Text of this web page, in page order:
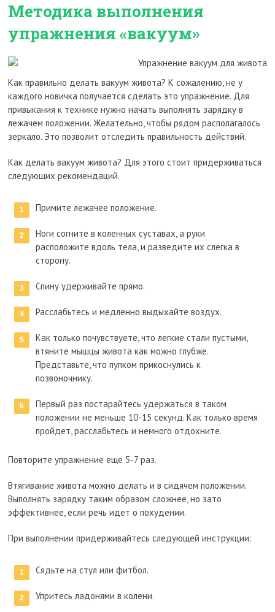
Методика выполнения
упражнения «вакуум»
Как правильно делать вакуум живота? К сожалению, не у
каждого новичка получается сделать это упражнение. Для
привыкания к технике нужно начать выполнять зарядку в
лежачем положении. Желательно, чтобы рядом располагалось
зеркало. Это позволит отследить правильность действий.
Как делать вакуум живота? Для этого стоит придерживаться
следующих рекомендаций.
Примите лежачее положение.
Ноги согните в коленных суставах, а руки
расположите вдоль тела, и разведите их слегка в
сторону.
Спину удерживайте прямо.
Расслабьтесь и медленно выдыхайте воздух.
Как только почувствуете, что легкие стали пустыми,
втяните мышцы живота как можно глубже.
Представьте, что пупком прикоснулись к
позвоночнику.
Первый раз постарайтесь удержаться в таком
положении не меньше 10-15 секунд. Как только время
пройдет, расслабьтесь и немного отдохните.
Повторите упражнение еще 5-7 раз.
Втягивание живота можно делать и в сидячем положении.
Выполнять зарядку таким образом сложнее, но зато
эффективнее, если речь идет о похудении.
При выполнении придерживайтесь следующей инструкции:
Сядьте на стул или фитбол.
Упритесь ладонями в колени.